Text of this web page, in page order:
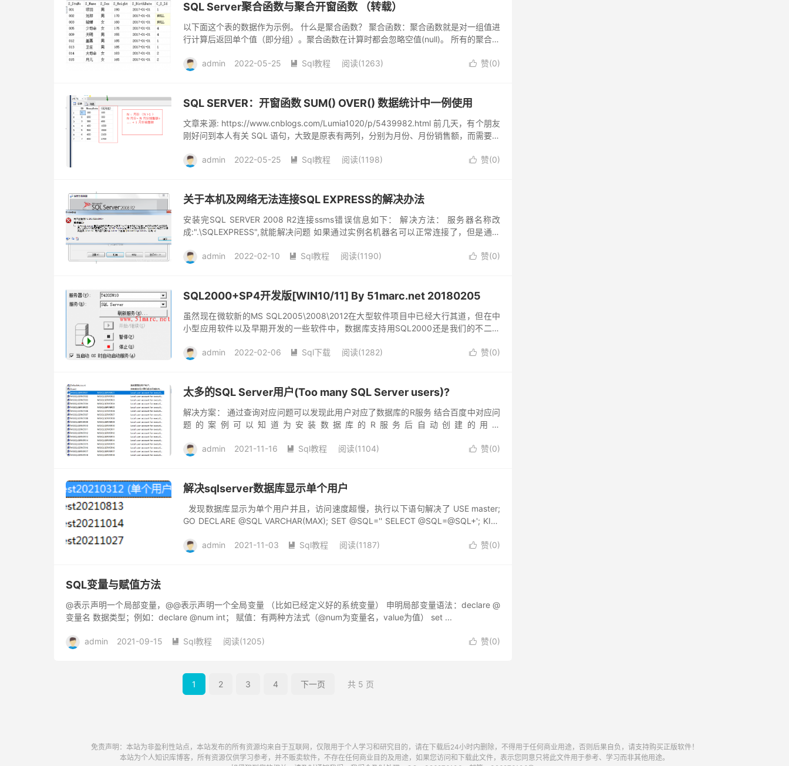
SQL Server聚合函数与聚合开窗函数 （转载）
以下面这个表的数据作为示例。 什么是聚合函数？ 聚合函数：聚合函数就是对一组值进
行计算后返回单个值（即分组）。聚合函数在计算时都会忽略空值(null)。 所有的聚合函
 赞(0)
admin 2022-05-25  Sql教程 阅读(1263)
SQL SERVER：开窗函数 SUM() OVER() 数据统计中一例使用
文章来源: https://www.cnblogs.com/Lumia1020/p/5439982.html 前几天，有个朋友
刚好问到本人有关 SQL 语句，大致是原表有两列，分别为月份、月份销售额，而需要一
 赞(0)
admin 2022-05-25  Sql教程 阅读(1198)
关于本机及网络无法连接SQL EXPRESS的解决办法
安装完SQL SERVER 2008 R2连接ssms错误信息如下： 解决方法： 服务器名称改
成:".\SQLEXPRESS",就能解决问题 如果通过实例名机器名可以正常连接了，但是通过
 赞(0)
admin 2022-02-10  Sql教程 阅读(1190)
SQL2000+SP4开发版[WIN10/11] By 51marc.net 20180205
虽然现在微软新的MS SQL2005\2008\2012在大型软件项目中已经大行其道，但在中
小型应用软件以及早期开发的一些软件中，数据库支持用SQL2000还是我们的不二选
 赞(0)
admin 2022-02-06  Sql下载 阅读(1282)
太多的SQL Server用户(Too many SQL Server users)?
解决方案： 通过查询对应问题可以发现此用户对应了数据库的R服务 结合百度中对应问
题的案例可以知道为安装数据库的R服务后自动创建的用户
 赞(0)
admin 2021-11-16  Sql教程 阅读(1104)
解决sqlserver数据库显示单个用户
发现数据库显示为单个用户并且，访问速度超慢，执行以下语句解决了 USE master;
GO DECLARE @SQL VARCHAR(MAX); SET @SQL='' SELECT @SQL=@SQL+'; KILL
 赞(0)
admin 2021-11-03  Sql教程 阅读(1187)
SQL变量与赋值方法
@表示声明一个局部变量，@@表示声明一个全局变量 （比如已经定义好的系统变量） 申明局部变量语法：declare @
变量名 数据类型；例如：declare @num int； 赋值：有两种方法式（@num为变量名，value为值） set ...
 赞(0)
admin 2021-09-15  Sql教程 阅读(1205)
1 2 3 4 下一页 共 5 页
免责声明：本站为非盈利性站点，本站发布的所有资源均来自于互联网，仅限用于个人学习和研究目的，请在下载后24小时内删除，不得用于任何商业用途，否则后果自负，请支持购买正版软件！
本站为个人知识库博客，所有资源仅供学习参考，并不贩卖软件，不存在任何商业目的及用途，如果您访问和下载此文件，表示您同意只将此文件用于参考、学习而非其他用途。